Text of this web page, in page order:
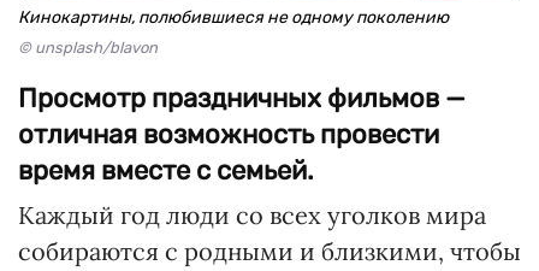
Кинокартины, полюбившиеся не одному поколению
© unsplash/blavon
Просмотр праздничных фильмов —
отличная возможность провести
время вместе с семьей.
Каждый год люди со всех уголков мира
собираются с родными и близкими, чтобы